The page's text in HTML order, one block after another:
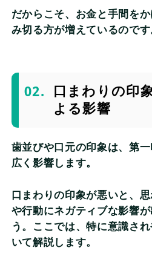
だからこそ、お金と手間を
み切る方が増えているのです
口まわりの印
よる影響
歯並びや口元の印象は、第
広く影響します。
口まわりの印象が悪いと、
や行動にネガティブな影響
う。ここでは、特に意識さ
いて解説します。